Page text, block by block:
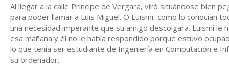
Al llegar a la calle Príncipe de Vergara, viró situándose bien
para poder llamar a Luis Miguel. O Luismi, como lo conocían
una necesidad imperante que su amigo descolgara. Luismi
esa mañana y él no le había respondido porque estuvo
lo que tenía ser estudiante de Ingeniería en Computación e
su ordenador.